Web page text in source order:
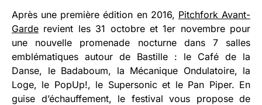
Après une première édition en 2016, Pitchfork Avant-
Garde revient les 31 octobre et 1er novembre pour
une nouvelle promenade nocturne dans 7 salles
emblématiques autour de Bastille : le Café de la
Danse, le Badaboum, la Mécanique Ondulatoire, la
Loge, le PopUp!, le Supersonic et le Pan Piper. En
guise d’échauffement, le festival vous propose de